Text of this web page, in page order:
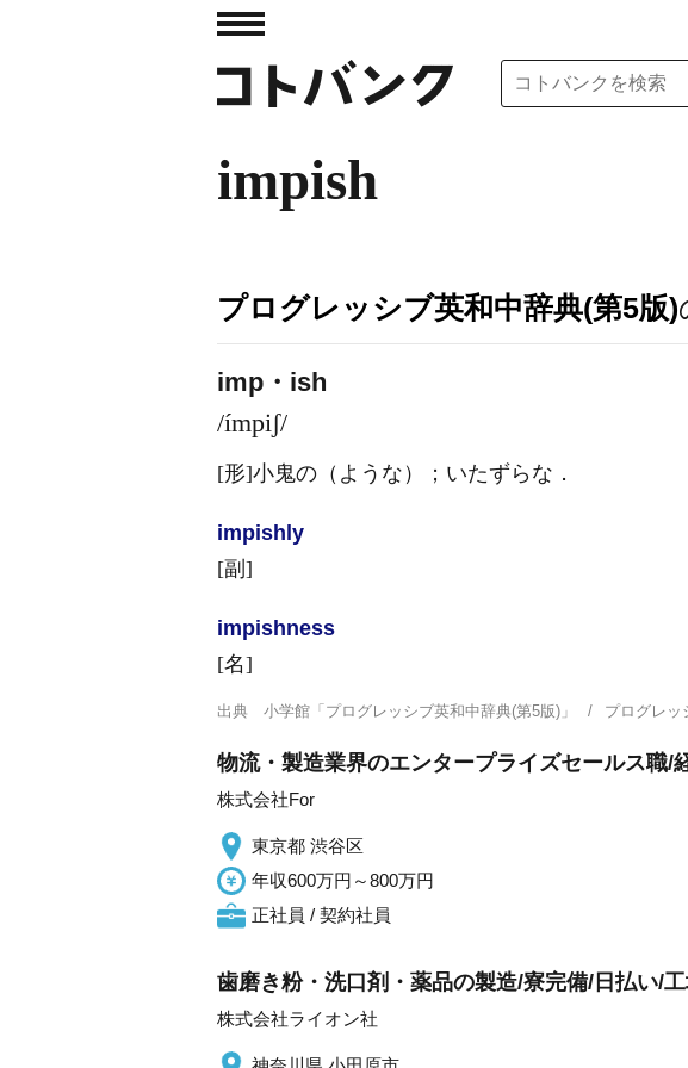
impish
プログレッシブ英和中辞典(第5版)
imp・ish
/ímpiʃ/
[形]小鬼の（ような）；いたずらな ．
impish ly
[副]
impishness
[名]
出典 小学館「プログレッシブ英和中辞典(第5版)」 プログレ
物流・製造業界のエンタープライズセールス職
株式会社For
東京都 渋谷区
年収600万円～800万円
正社員 / 契約社員
歯磨き粉・洗口剤・薬品の製造/寮完備/日払い/
株式会社ライオン社